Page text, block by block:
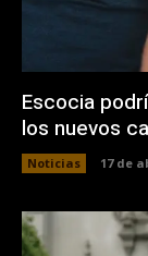
Escocia
los nuevos
Noticias 17 de